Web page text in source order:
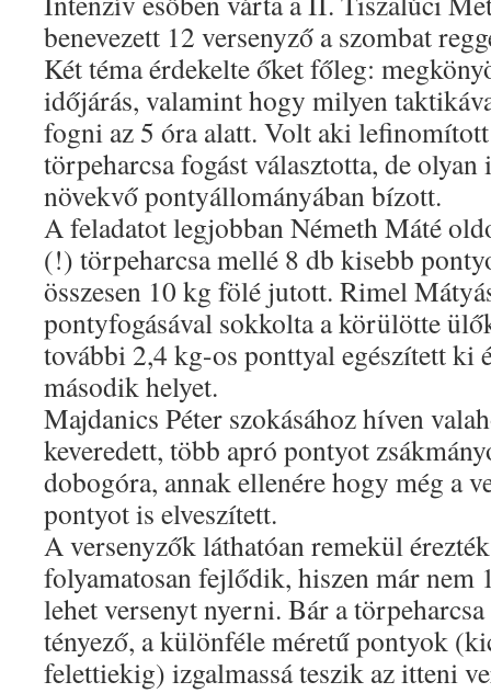
benevezett 12 versenyző a szombat
Két téma érdekelte őket főleg:
időjárás, valamint hogy milyen
fogni az 5 óra alatt. Volt aki
törpeharcsa fogást választotta, de
növekvő pontyállományában bízott.
A feladatot legjobban Németh Máté
(!) törpeharcsa mellé 8 db kisebb
összesen 10 kg fölé jutott. Rimel
pontyfogásával sokkolta a körülötte
további 2,4 kg-os ponttyal egészített ki
második helyet.
Majdanics Péter szokásához híven
keveredett, több apró pontyot
dobogóra, annak ellenére hogy még a
pontyot is elveszített.
A versenyzők láthatóan remekül
folyamatosan fejlődik, hiszen már nem
lehet versenyt nyerni. Bár a
tényező, a különféle méretű pontyok
felettiekig) izgalmassá teszik az itteni